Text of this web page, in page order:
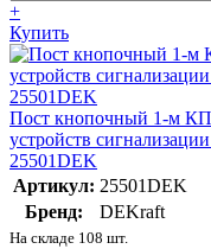
+
Купить
Пост кнопочный 1-м
устройств
25501DEK
Артикул: 25501DEK
Бренд:
DEKraft
На складе 108 шт.